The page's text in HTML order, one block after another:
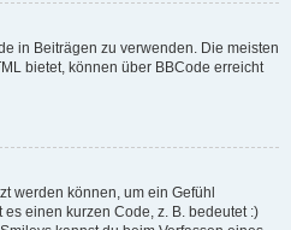
in Beiträgen zu verwenden. Die meisten
bietet, können über BBCode erreicht
werden können, um ein Gefühl
einen kurzen Code, z. B. bedeutet :)